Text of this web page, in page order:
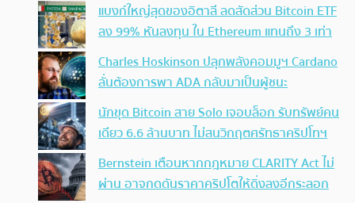
แบงก์ใหญ่สุดของอิตาลี ลดสัดส่วน Bitcoin ETF
ลง 99% หันลงทุน ใน Ethereum แทนถึง 3 เท่า
Charles Hoskinson ปลุกพลังคอมมูฯ Cardano
ลั่นต้องการพา ADA กลับมาเป็นผู้ชนะ
นักขุด Bitcoin สาย Solo เจอบล็อก รับทรัพย์คน
เดียว 6.6 ล้านบาท ไม่สนวิกฤตศรัทธาคริปโทฯ
Bernstein เตือนหากกฎหมาย CLARITY Act ไม่
ผ่าน อาจกดดันราคาคริปโตให้ดิ่งลงอีกระลอก